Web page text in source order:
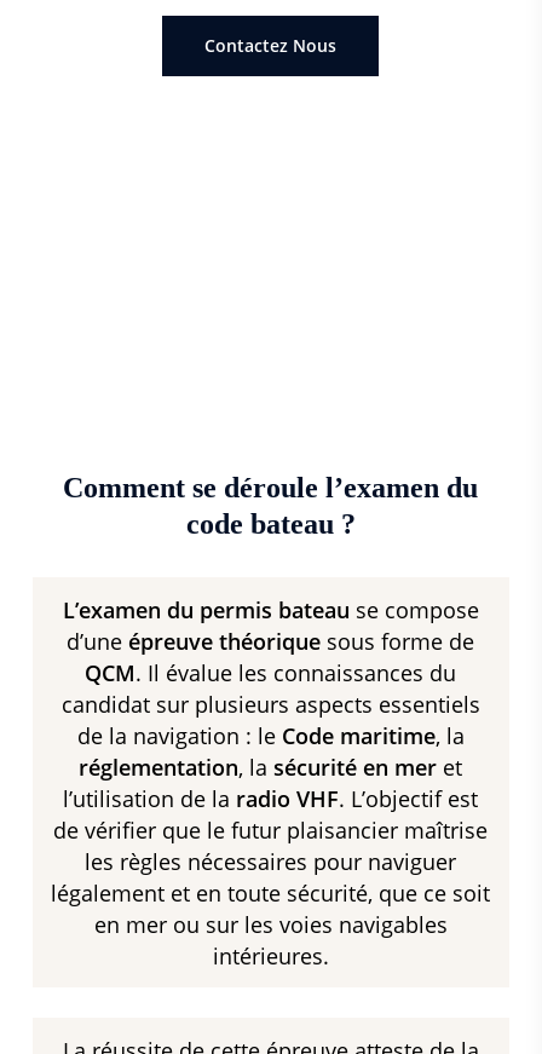
Contactez Nous
Comment se déroule l’examen du
code bateau ?
L’examen du permis bateau se compose
d’une épreuve théorique sous forme de
QCM. Il évalue les connaissances du
candidat sur plusieurs aspects essentiels
de la navigation : le Code maritime, la
réglementation, lasécurité en mer et
l’utilisation de la radio VHF. L’objectif est
de vérifier que le futur plaisancier maîtrise
les règles nécessaires pour naviguer
légalement et en toute sécurité, que ce soit
en mer ou sur les voies navigables
intérieures.